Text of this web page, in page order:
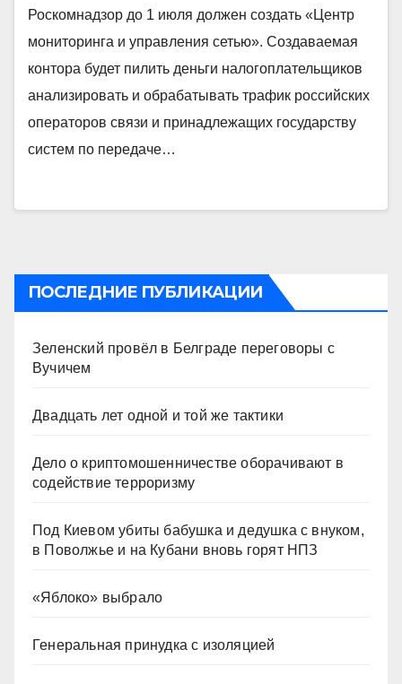
Роскомнадзор до 1 июля должен создать «Центр
мониторинга и управления сетью». Создаваемая
контора будет пилить деньги налогоплательщиков
анализировать и обрабатывать трафик российских
операторов связи и принадлежащих государству
систем по передаче…
ПОСЛЕДНИЕ ПУБЛИКАЦИИ
Зеленский провёл в Белграде переговоры с
Вучичем
Двадцать лет одной и той же тактики
Дело о криптомошенничестве оборачивают в
содействие терроризму
Под Киевом убиты бабушка и дедушка с внуком,
в Поволжье и на Кубани вновь горят НПЗ
«Яблоко» выбрало
Генеральная принудка с изоляцией